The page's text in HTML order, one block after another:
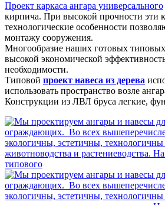
Проект каркаса ангара универсального
кирпича. При высокой прочности эти
технологические особенности
монтажу сооружения.
Многообразие наших готовых
высокой экономической
необходимости.
Типовой проект навеса из дерева
использовать пространство возле
Конструкции из ЛВЛ бруса легкие,